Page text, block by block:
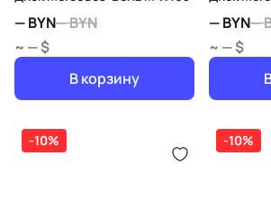
—BYN—BYN
~ — $
В корзину
—BYN—
~ — $
-10% -10%